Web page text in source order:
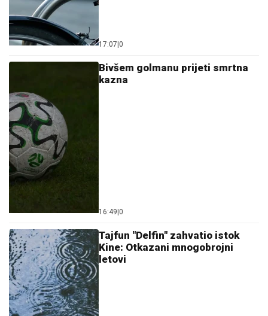
17:07 0
Bivšem golmanu prijeti smrtna
kazna
16:49 0
Tajfun "Delfin" zahvatio istok
Kine: Otkazani mnogobrojni
letovi